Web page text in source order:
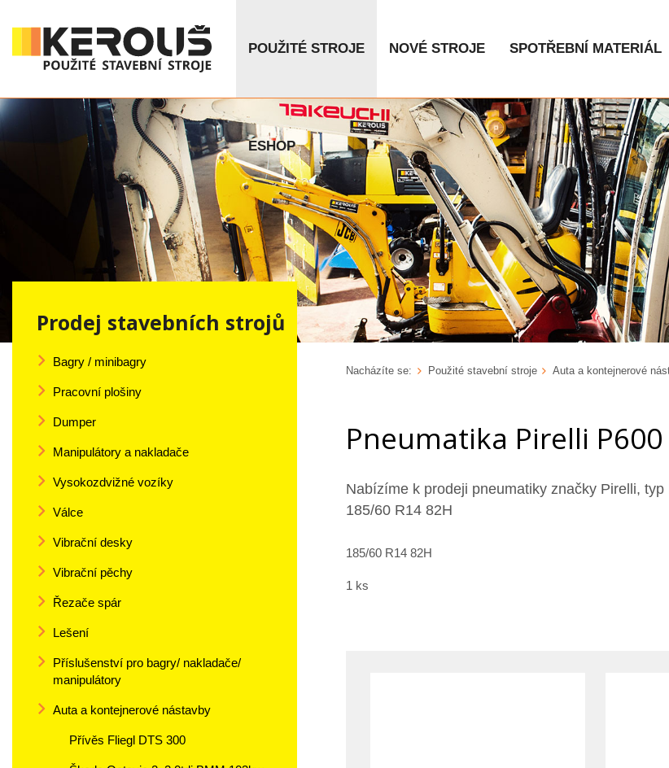
POUŽITÉ STROJE NOVÉ STROJE SPOTŘEBNÍ MATERIÁL
ESHOP
Prodej stavebních strojů
Bagry / minibagry
Pracovní plošiny
Dumper
Manipulátory a nakladače
Vysokozdvižné vozíky
Válce
Vibrační desky
Vibrační pěchy
Řezače spár
Lešení
Příslušenství pro bagry/ nakladače/
manipulátory
Auta a kontejnerové nástavby
Přívěs Fliegl DTS 300
Nacházíte se: Použité stavební stroje Auta a kontejnerové
Pneumatika Pirelli
Nabízíme k prodeji pneumatiky značky Pirelli, typ
185/60 R14 82H
185/60 R14 82H
1 ks